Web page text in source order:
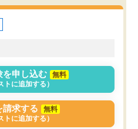
を申し込む
無料
トに追加する）
請求する
無料
トに追加する）